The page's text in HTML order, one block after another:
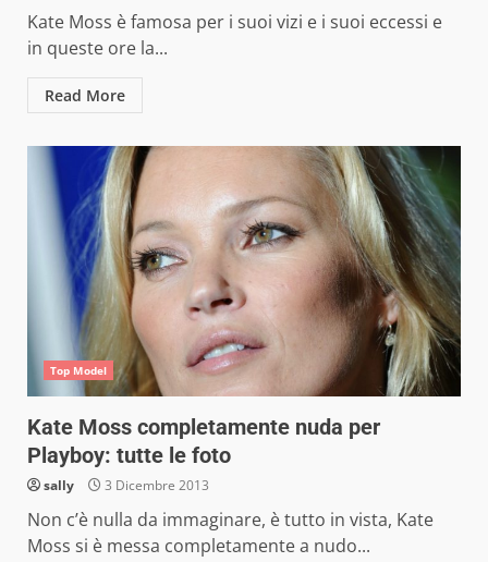
Kate Moss è famosa per i suoi vizi e i suoi eccessi e
in queste ore la...
Read More
Top Model
Kate Moss completamente nuda per
Playboy: tutte le foto
sally 3 Dicembre 2013
Non c’è nulla da immaginare, è tutto in vista, Kate
Moss si è messa completamente a nudo...